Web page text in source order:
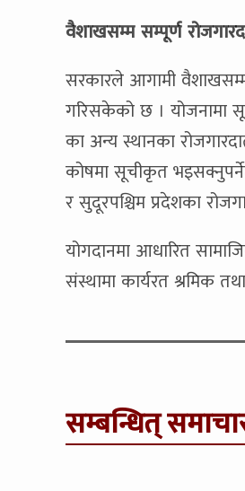
वैशाखसम्म सम्पूर्ण
सरकारले आगामी वैशाखसम्म
गरिसकेको छ । योजनामा
का अन्य स्थानका
कोषमा सूचीकृत
र सुदूरपश्चिम प्रदेशका
योगदानमा आधारित
संस्थामा कार्यरत श्रमिक
सम्बन्धित्